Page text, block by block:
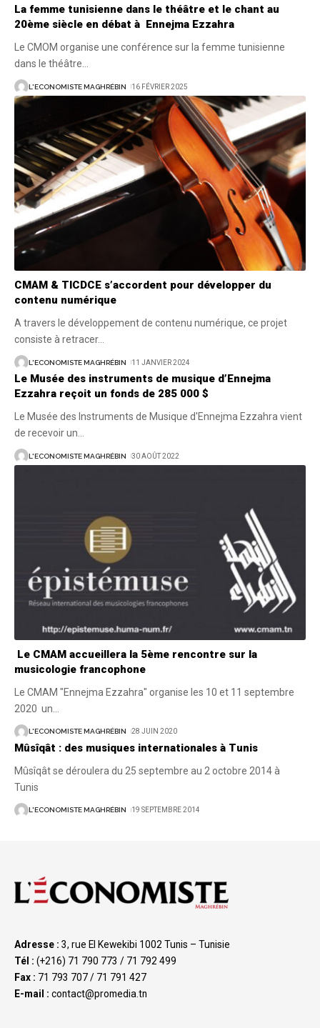
La femme tunisienne dans le théâtre et le chant au
20ème siècle en débat à Ennejma Ezzahra
Le CMOM organise une conférence sur la femme tunisienne
dans le théâtre…
L'ECONOMISTE MAGHRÉBIN 16 FÉVRIER 2025
CMAM & TICDCE s’accordent pour développer du
contenu numérique
A travers le développement de contenu numérique, ce projet
consiste à retracer…
L'ECONOMISTE MAGHRÉBIN 11 JANVIER 2024
Le Musée des instruments de musique d’Ennejma
Ezzahra reçoit un fonds de 285 000 $
Le Musée des Instruments de Musique d'Ennejma Ezzahra vient
de recevoir un
L'ECONOMISTE MAGHRÉBIN 30 AOÛT 2022
Le CMAM accueillera la 5ème rencontre sur la
musicologie francophone
Le CMAM "Ennejma Ezzahra" organise les 10 et 11 septembre
2020 un
L'ECONOMISTE MAGHRÉBIN 28 JUIN 2020
Mûsîqât : des musiques internationales à Tunis
Mûsîqât se déroulera du 25 septembre au 2 octobre 2014 à
Tunis
L'ECONOMISTE MAGHRÉBIN 19 SEPTEMBRE 2014
Adresse : 3, rue El Kewekibi 1002 Tunis – Tunisie
Tél : (+216) 71 790 773 / 71 792 499
Fax : 71 793 707 / 71 791 427
E-mail : contact@promedia.tn